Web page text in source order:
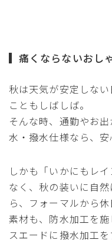
痛くならないおし
秋は天気が安定しな
こともしばしば。
そんな時、通勤やお
水・撥水仕様なら、安
しかも「いかにもレ
なく、秋の装いに自
ら、フォーマルから
素材も、防水加工を
スエードに撥水加工